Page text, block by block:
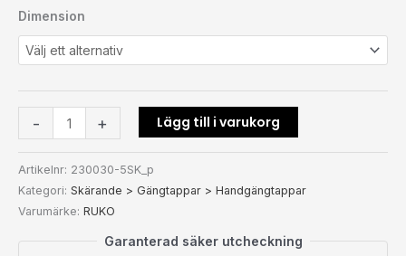
Dimension
- + Lägg till i varukorg
Artikelnr: 230030-5SK_p
Kategori: Skärande > Gängtappar > Handgängtappar
Varumärke: RUKO
Garanterad säker utcheckning